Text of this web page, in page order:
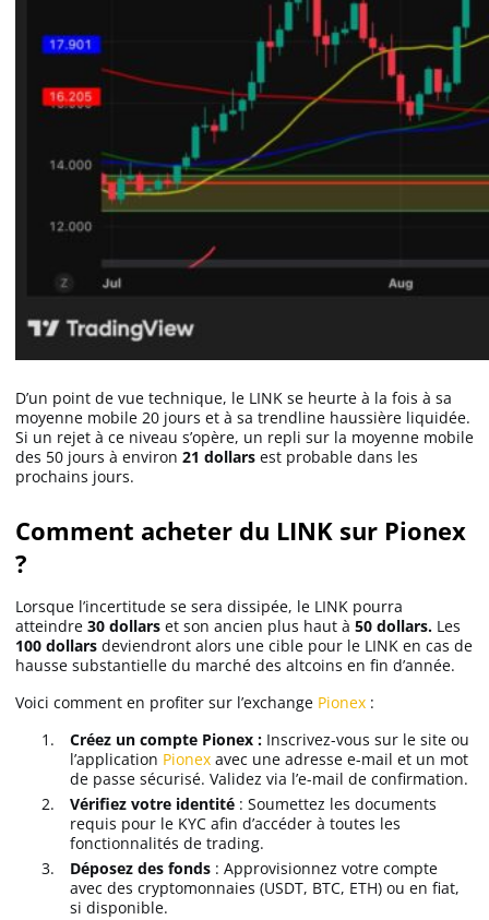
D’un point de vue technique, le LINK se heurte à la fois à sa
moyenne mobile 20 jours et à sa trendline haussière liquidée.
Si un rejet à ce niveau s’opère, un repli sur la moyenne mobile
des 50 jours à environ 21 dollars est probable dans les
prochains jours.
Comment acheter du LINK sur Pionex
?
Lorsque l’incertitude se sera dissipée, le LINK pourra
atteindre 30 dollars et son ancien plus haut à 50 dollars. Les
100 dollars deviendront alors une cible pour le LINK en cas de
hausse substantielle du marché des altcoins en fin d’année.
Voici comment en profiter sur l’exchange Pionex :
Créez un compte Pionex : Inscrivez-vous sur le site ou
l’application Pionex avec une adresse e-mail et un mot
de passe sécurisé. Validez via l’e-mail de confirmation.
Vérifiez votre identité : Soumettez les documents
requis pour le KYC afin d’accéder à toutes les
fonctionnalités de trading.
Déposez des fonds : Approvisionnez votre compte
avec des cryptomonnaies (USDT, BTC, ETH) ou en fiat,
si disponible.